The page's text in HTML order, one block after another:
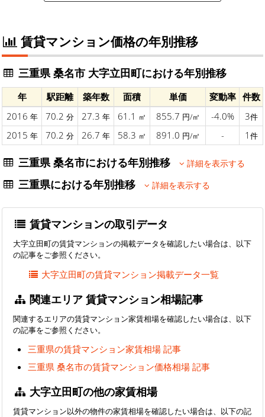
賃貸マンション価格の年別推移
三重県 桑名市 大字立田町における年別推移
年 駅距離 築年数 面積 単価 変動率 件数
2016 年 70.2 分 27.3 年 61.1 ㎡ 855.7 円/㎡ -4.0% 3件
2015 年 70.2 分 26.7 年 58.3 ㎡ 891.0 円/㎡ - 1 件
三重県 桑名市における年別推移 詳細を表示する
三重県における年別推移 詳細を表示する
賃貸マンションの取引データ
大字立田町の賃貸マンションの掲載データを確認したい場合は、以下
の記事をご参照ください。
大字立田町の賃貸マンション掲載データ一覧
関連エリア 賃貸マンション相場記事
関連するエリアの賃貸マンション家賃相場を確認したい場合は、以下
の記事をご参照ください。
三重県の賃貸マンション家賃相場 記事
三重県 桑名市の賃貸マンション価格相場 記事
大字立田町の他の家賃相場
賃貸マンション以外の物件の家賃相場を確認したい場合は、以下の記